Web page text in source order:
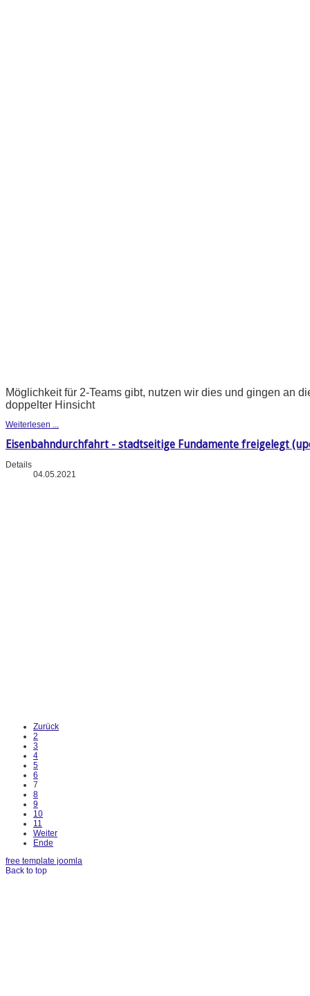
Möglichkeit für 2-Teams gibt, nutzen wir dies und gingen an
doppelter Hinsicht
Weiterlesen ...
Eisenbahndurchfahrt - stadtseitige Fundamente freigelegt
Details
04.05.2021
Zurück
2
3
4
5
6
7
8
9
10
11
Weiter
Ende
free template joomla
Back to top